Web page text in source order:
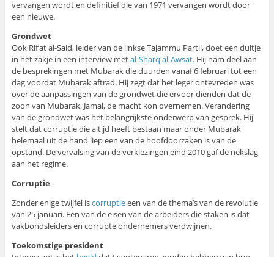
vervangen wordt en definitief die van 1971 vervangen wordt door
een nieuwe.
Grondwet
Ook Rif’at al-Said, leider van de linkse Tajammu Partij, doet een duitje
in het zakje in een interview metal-Sharq al-Awsat. Hij nam deel aan
de besprekingen met Mubarak die duurden vanaf 6 februari tot een
dag voordat Mubarak aftrad. Hij zegt dat het leger ontevreden was
over de aanpassingen van de grondwet die ervoor dienden dat de
zoon van Mubarak, Jamal, de macht kon overnemen. Verandering
van de grondwet was het belangrijkste onderwerp van gesprek. Hij
stelt dat corruptie die altijd heeft bestaan maar onder Mubarak
helemaal uit de hand liep een van de hoofdoorzaken is van de
opstand. De vervalsing van de verkiezingen eind 2010 gaf de nekslag
aan het regime.
Corruptie
Zonder enige twijfel iscorruptieeen van de thema’s van de revolutie
van 25 januari. Een van de eisen van de arbeiders die staken is dat
vakbondsleiders en corrupte ondernemers verdwijnen.
Toekomstige president